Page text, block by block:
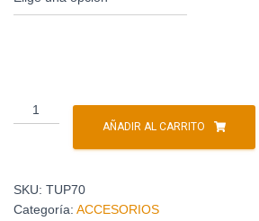
AÑADIR AL CARRITO
SKU: TUP70
Categoría: ACCESORIOS